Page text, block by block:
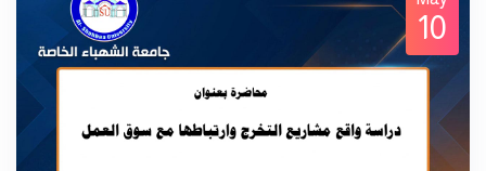
10